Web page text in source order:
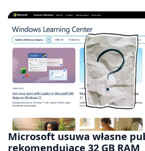
Microsoft usuwa własne
rekomendujące 32 GB RAM